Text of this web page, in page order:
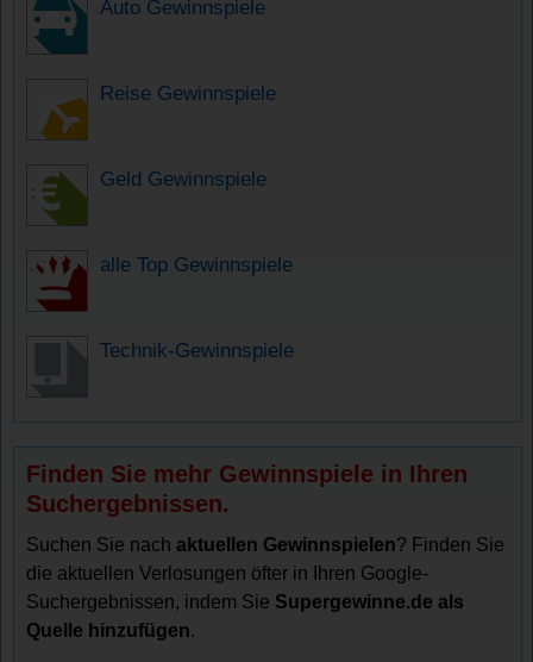
Auto Gewinnspiele
Reise Gewinnspiele
Geld Gewinnspiele
alle Top Gewinnspiele
Technik-Gewinnspiele
Finden Sie mehr Gewinnspiele in Ihren
Suchergebnissen.
Suchen Sie nachaktuellen Gewinnspielen? Finden Sie
die aktuellen Verlosungen öfter in Ihren Google-
Suchergebnissen, indem Sie Supergewinne.de als
Quelle hinzufügen.